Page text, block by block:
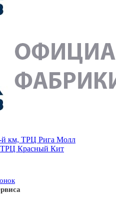
й км, ТРЦ Рига Молл
ТРЦ Красный Кит